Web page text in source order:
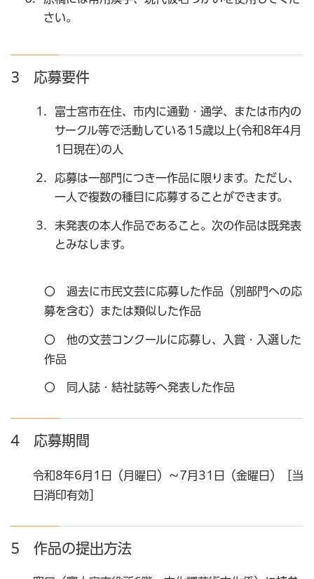
さい。
3 応募要件
富士宮市在住、市内に通勤・通学、または市内の
サークル等で活動している15歳以上(令和8年4月
1日現在)の人
応募は一部門につき一作品に限ります。ただし、
一人で複数の種目に応募することができます。
未発表の本人作品であること。次の作品は既発表
とみなします。
〇 過去に市民文芸に応募した作品（別部門への応
募を含む）または類似した作品
〇 他の文芸コンクールに応募し、入賞・入選した
作品
〇 同人誌・結社誌等へ発表した作品
4 応募期間
令和8年6月1日（月曜日）～7月31日（金曜日）［当
日消印有効］
5 作品の提出方法